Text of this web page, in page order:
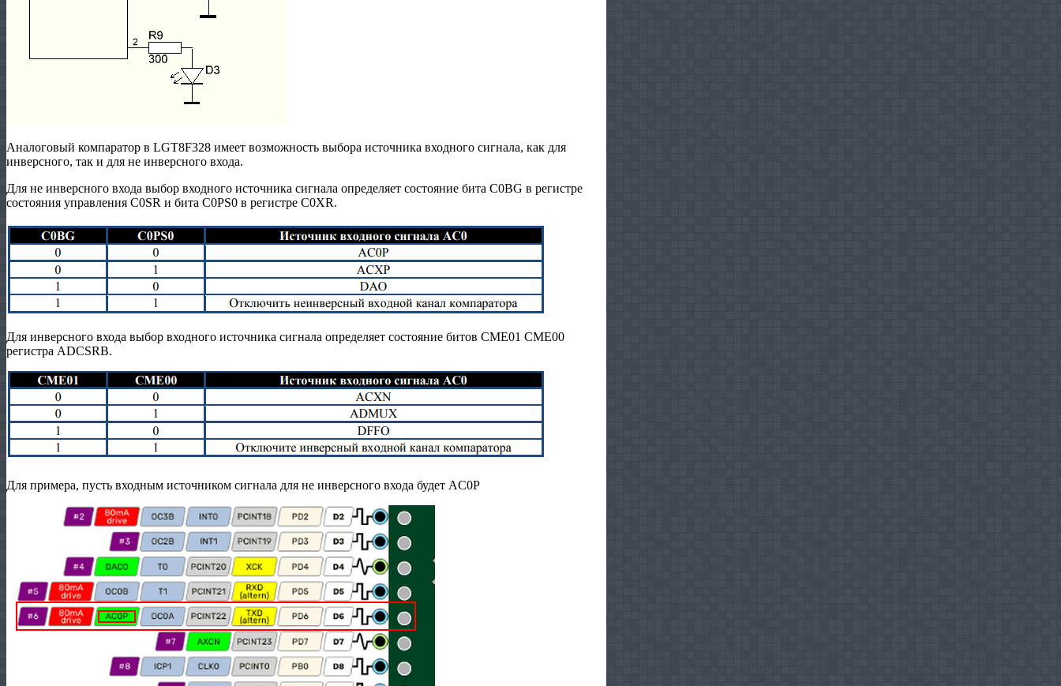
Аналоговый компаратор в LGT8F328 имеет возможность выбора источника входного сигнала, как для
инверсного, так и для не инверсного входа.
Для не инверсного входа выбор входного источника сигнала определяет состояние бита C0BG в регистре
состояния управления C0SR и бита C0PS0 в регистре C0XR.
Для инверсного входа выбор входного источника сигнала определяет состояние битов CME01 CME00
регистра ADCSRB.
Для примера, пусть входным источником сигнала для не инверсного входа будет AC0P